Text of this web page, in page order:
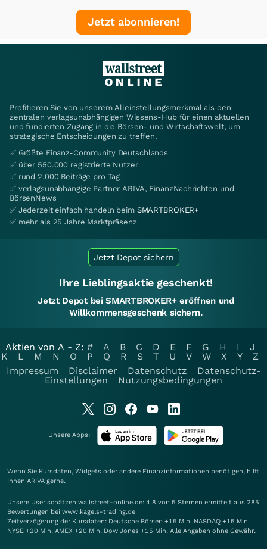
Jetzt abonnieren!
Profitieren Sie von unserem Alleinstellungsmerkmal als den
zentralen verlagsunabhängigen Wissens-Hub für einen aktuellen
und fundierten Zugang in die Börsen- und Wirtschaftswelt, um
strategische Entscheidungen zu treffen.
✅ Größte Finanz-Community Deutschlands
✅ über 550.000 registrierte Nutzer
✅ rund 2.000 Beiträge pro Tag
✅ verlagsunabhängige Partner ARIVA, FinanzNachrichten und
BörsenNews
✅ Jederzeit einfach handeln beim SMARTBROKER+
✅ mehr als 25 Jahre Marktpräsenz
Jetzt Depot sichern
Ihre Lieblingsaktie geschenkt!
Jetzt Depot bei SMARTBROKER+ eröffnen und
Willkommensgeschenk sichern.
Aktien von A - Z: # A B C D E F G H I
J
K
L M N O P Q R S T U V W X Y
Z
Impressum
Disclaimer Datenschutz
Datenschutz-
Einstellungen
Nutzungsbedingungen
Unsere Apps:
Wenn Sie Kursdaten, Widgets oder andere Finanzinformationen benötigen, hilft
Ihnen ARIVA gerne.
Unsere User schätzen wallstreet-online.de: 4.8 von 5 Sternen ermittelt aus 285
Bewertungen bei www.kagels-trading.de
Zeitverzögerung der Kursdaten: Deutsche Börsen +15 Min. NASDAQ +15 Min.
NYSE +20 Min. AMEX +20 Min. Dow Jones +15 Min. Alle Angaben ohne Gewähr.